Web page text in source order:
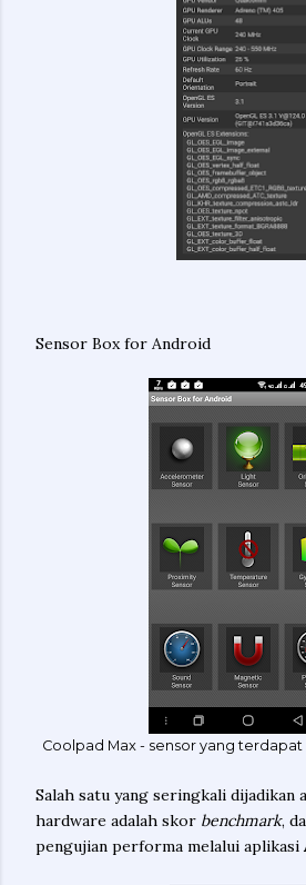
Sensor Box for Android
Coolpad Max - sensor yang terdapat
Salah satu yang seringkali dijadikan
hardware adalah skor benchmark,
pengujian performa melalui aplikasi